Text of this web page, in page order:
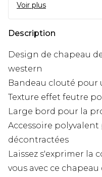
Voir plus
Description
Design de chapeau
western
Bandeau clouté pour
Texture effet feutre
Large bord pour la
Accessoire
décontractées
Laissez s'exprimer la
vous avec ce